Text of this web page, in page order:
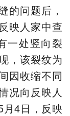
的问题后，
映人家中查
一处竖向裂
，该裂纹为
因收缩不同
况向反映人
4日，反映